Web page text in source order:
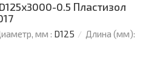
0.5 Пластизол
мм : D125
Длина (мм):